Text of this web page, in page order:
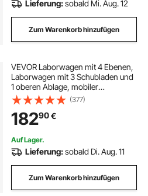
Lieferung:sobald Mi. Aug. 12
Zum Warenkorb hinzufügen
VEVOR Laborwagen mit 4 Ebenen,
Laborwagen mit 3 Schubladen und
1 oberen Ablage, mobiler
medizinischer Wagen aus ABS-
Material, Laborrollwagen mit 4
leisen Rädern für Labor, Klinik,
Krankenhaus, Salon, weiß
(377)
18290€
Auf Lager.
Lieferung:sobald Di. Aug. 11
Zum Warenkorb hinzufügen